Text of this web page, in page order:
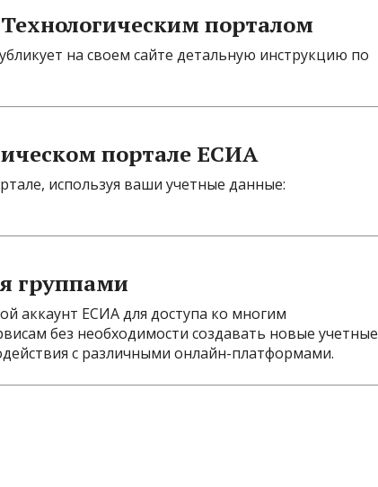
порталом
на своем сайте детальную инструкцию по
портале ЕСИА
используя ваши учетные данные:
группами
аккаунт ЕСИА для доступа ко многим
без необходимости создавать новые учетные
с различными онлайн-платформами.